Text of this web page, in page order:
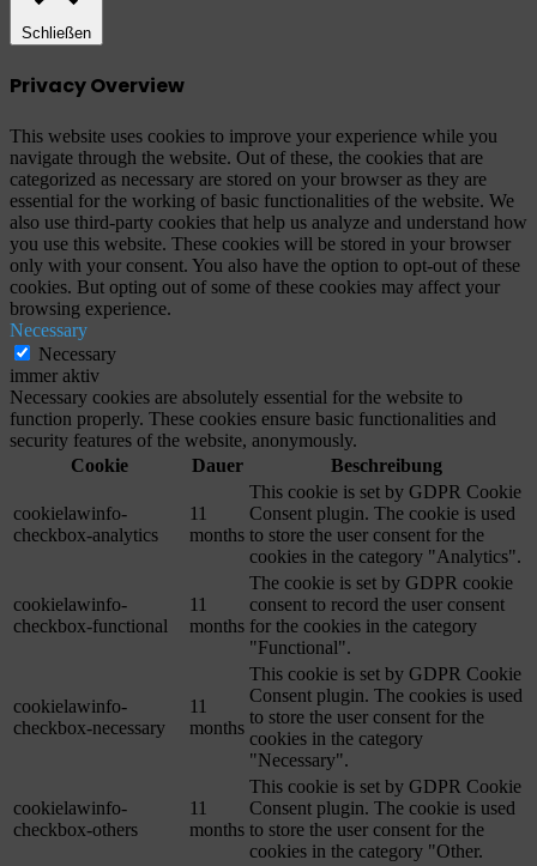
Schließen
Privacy Overview
This website uses cookies to improve your experience while you
navigate through the website. Out of these, the cookies that are
categorized as necessary are stored on your browser as they are
essential for the working of basic functionalities of the website. We
also use third-party cookies that help us analyze and understand how
you use this website. These cookies will be stored in your browser
only with your consent. You also have the option to opt-out of these
cookies. But opting out of some of these cookies may affect your
browsing experience.
Necessary
Necessary
immer aktiv
Necessary cookies are absolutely essential for the website to
function properly. These cookies ensure basic functionalities and
security features of the website, anonymously.
Cookie
Dauer Beschreibung
cookielawinfo-
checkbox-analytics
11
months
This cookie is set by GDPR Cookie
Consent plugin. The cookie is used
to store the user consent for the
cookies in the category "Analytics".
cookielawinfo-
checkbox-functional
11
months
The cookie is set by GDPR cookie
consent to record the user consent
for the cookies in the category
"Functional".
cookielawinfo-
checkbox-necessary
11
months
This cookie is set by GDPR Cookie
Consent plugin. The cookies is used
to store the user consent for the
cookies in the category
"Necessary".
cookielawinfo-
checkbox-others
11
months
This cookie is set by GDPR Cookie
Consent plugin. The cookie is used
to store the user consent for the
cookies in the category "Other.